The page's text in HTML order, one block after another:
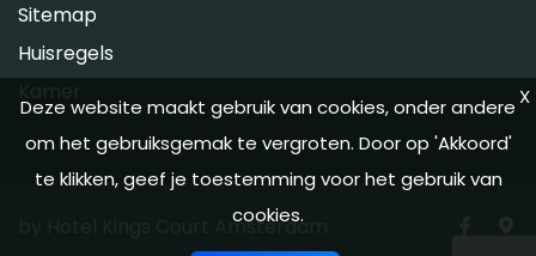
Sitemap
Huisregels
by Hotel Kings Court Amsterdam.
Deze website maakt gebruik van cookies, onder andere
om het gebruiksgemak te vergroten. Door op 'Akkoord'
te klikken, geef je toestemming voor het gebruik van
cookies.
X